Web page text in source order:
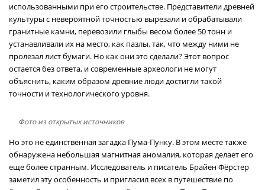
использованными при его строительстве. Представители древней
культуры с невероятной точностью вырезали и обрабатывали
гранитные камни, перевозили глыбы весом более 50 тонн и
устанавливали их на место, как пазлы, так, что между ними не
пролезал лист бумаги. Но как они это сделали? Этот вопрос
остается без ответа, и современные археологи не могут
объяснить, каким образом древние люди достигли такой
точности и технологического уровня.
Фото из открытых источников
Но это не единственная загадка Пума-Пунку. В этом месте также
обнаружена небольшая магнитная аномалия, которая делает его
еще более странным. Исследователь и писатель Брайен Фёрстер
заметил эту особенность и пригласил всех в путешествие по